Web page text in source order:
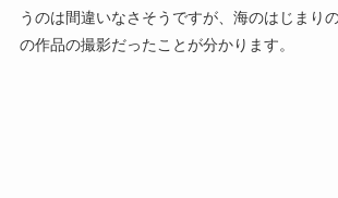
うのは間違いなさそうですが、海のはじまり
の作品の撮影だったことが分かります。